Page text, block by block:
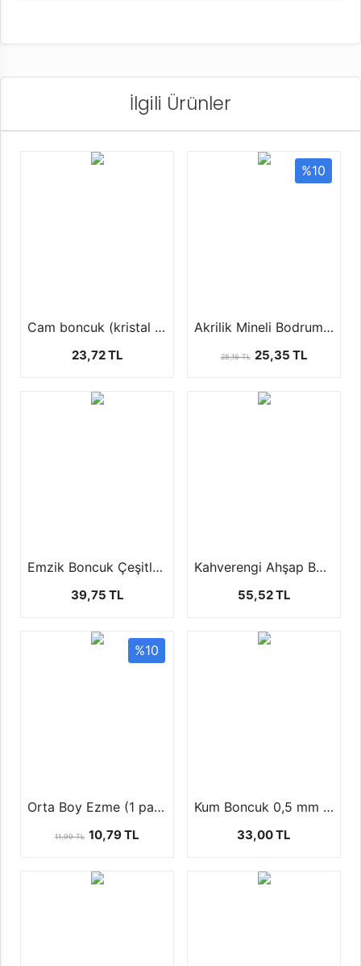
İlgili Ürünler
Cam boncuk (kristal dizi boncuk 1 dizi 42 cm )
23,72 TL
%10
Akrilik Mineli Bodrum Boncuğu (1 paket 10 Adet)
28,16 TL 25,35 TL
Emzik Boncuk Çeşitleri (1 paket-50 gr)
39,75 TL
Kahverengi Ahşap Boncuk (100 Gr)
55,52 TL
%10
Orta Boy Ezme (1 paket-20 ad)
11,99 TL 10,79 TL
Kum Boncuk 0,5 mm ( 1 paket 100 gr )
33,00 TL